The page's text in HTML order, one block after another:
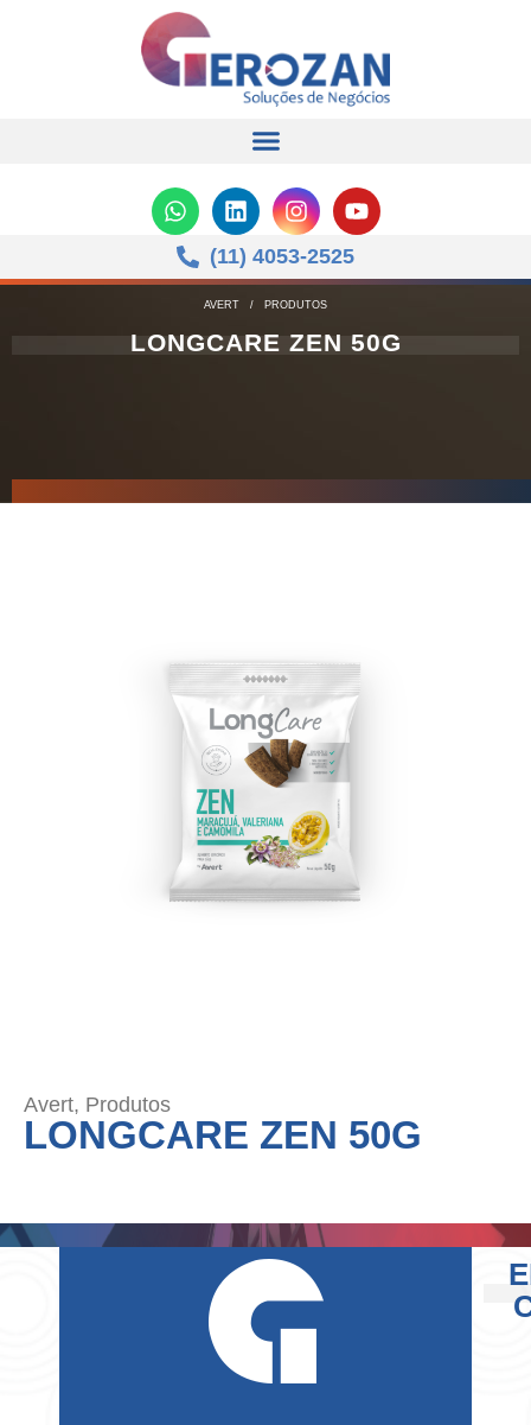
(11) 4053-2525
AVERT / PRODUTOS
LONGCARE ZEN 50G
Avert, Produtos
LONGCARE ZEN 50G